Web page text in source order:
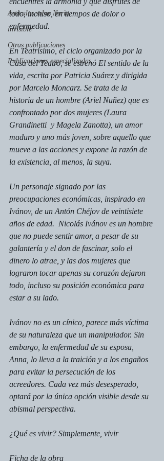
Artículos sobre Nuria
invisible
Otras publicaciones
Publicaciones especializadas
todo, incluso, en tiempos de dolor o
enfermedad.
En Teatrísimo, el ciclo organizado por la
Casa del Teatro, se estrenó El sentido de la
vida, escrita por Patricia Suárez y dirigida
por Marcelo Moncarz. Se trata de la
historia de un hombre (Ariel Nuñez) que es
confrontado por dos mujeres (Laura
Grandinetti  y Magela Zanotta), un amor
maduro y uno más joven, sobre aquello que
mueve a las acciones y expone la razón de
la existencia, al menos, la suya.
Un personaje signado por las
preocupaciones económicas, inspirado en
Ivánov, de un Antón Chéjov de veintisiete
años de edad.  Nicolás Ivánov es un hombre
que no puede sentir amor, a pesar de su
galantería y el don de fascinar, solo el
dinero lo atrae, y las dos mujeres que
lograron tocar apenas su corazón dejaron
todo, incluso su posición económica para
estar a su lado.
Ivánov no es un cínico, parece más víctima
de su naturaleza que un manipulador. Sin
embargo, la enfermedad de su esposa,
Anna, lo lleva a la traición y a los engaños
para evitar la persecución de los
acreedores. Cada vez más desesperado,
optará por la única opción visible desde su
abismal perspectiva.
¿Qué es vivir? Simplemente, vivir
Ficha de la obra